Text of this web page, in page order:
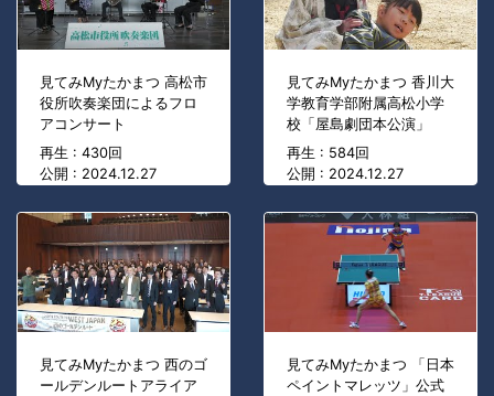
見てみMyたかまつ 高松市
役所吹奏楽団によるフロ
アコンサート
再生 : 430回
公開 : 2024.12.27
見てみMyたかまつ 香川大
学教育学部附属高松小学
校「屋島劇団本公演」
再生 : 584回
公開 : 2024.12.27
見てみMyたかまつ 西のゴ
ールデンルートアライア
見てみMyたかまつ 「日本
ペイントマレッツ」公式